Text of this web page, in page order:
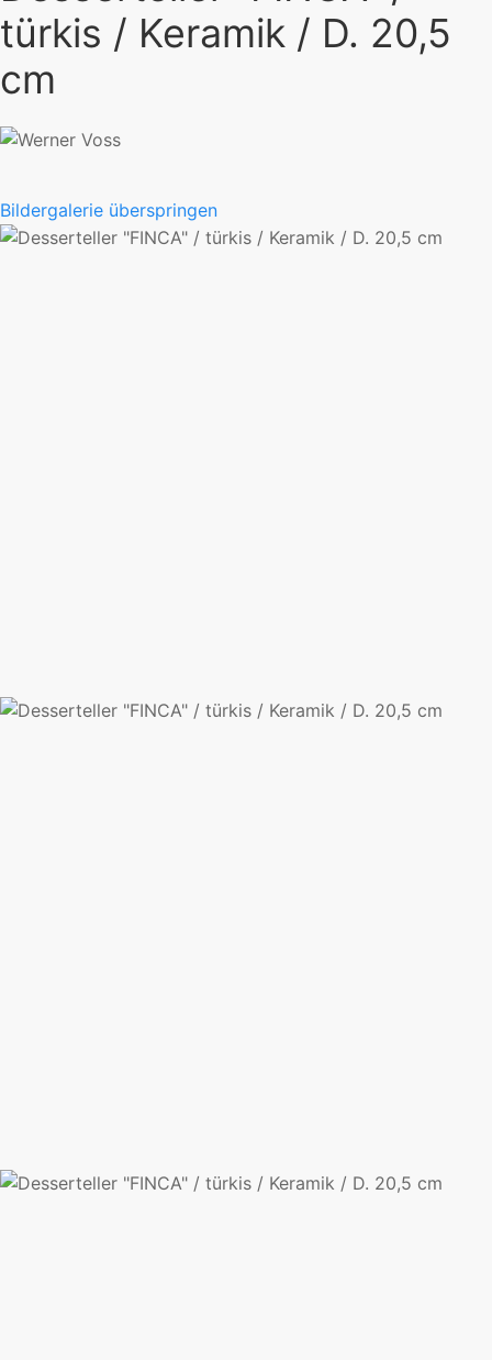
türkis / Keramik / D. 20,5
cm
Bildergalerie überspringen